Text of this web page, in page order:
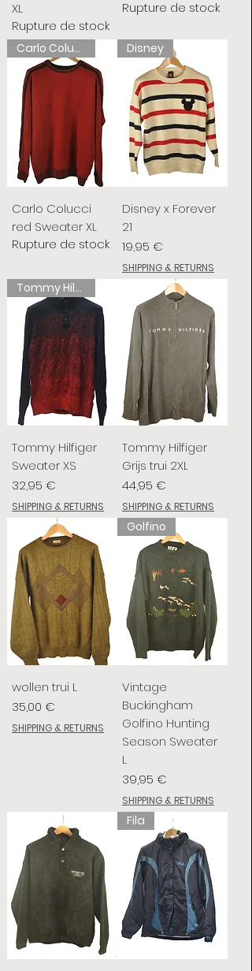
XL
Rupture de stock
Rupture de stock
Carlo Colucci
Carlo Colucci
red Sweater XL
Rupture de stock
Disney
Disney x Forever
21
Prix
19,95 €
SHIPPING & RETURNS
Tommy Hilfiger
Tommy Hilfiger
Sweater XS
Prix
32,95 €
SHIPPING & RETURNS
Tommy Hilfiger
Grijs trui 2XL
Prix
44,95 €
SHIPPING & RETURNS
wollen trui L
Prix
35,00 €
SHIPPING & RETURNS
Golfino
Vintage
Buckingham
Golfino Hunting
Season Sweater
L
Prix
39,95 €
SHIPPING & RETURNS
Fila